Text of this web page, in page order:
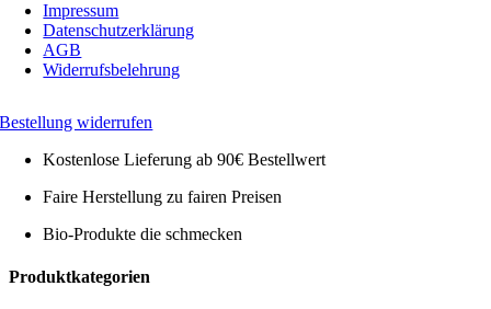
Impressum
Datenschutzerklärung
AGB
Widerrufsbelehrung
Bestellung widerrufen
Kostenlose Lieferung ab 90€ Bestellwert
Faire Herstellung zu fairen Preisen
Bio-Produkte die schmecken
Toggle
Produktkategorien